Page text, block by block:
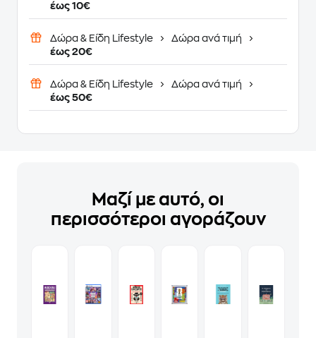
έως 10€
Δώρα & Είδη Lifestyle
Δώρα ανά τιμή
έως 20€
Δώρα & Είδη Lifestyle
Δώρα ανά τιμή
έως 50€
Μαζί με αυτό, οι
περισσότεροι αγοράζουν